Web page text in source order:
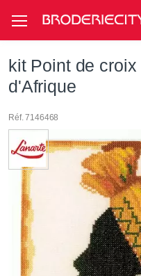
kit Point de croix
d'Afrique
Réf. 7146468